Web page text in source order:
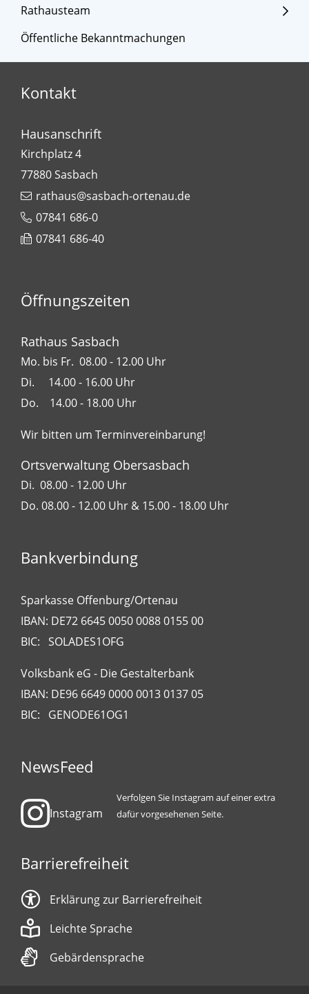
Rathausteam
Öffentliche Bekanntmachungen
Kontakt
Hausanschrift
Kirchplatz 4
77880Sasbach
rathaus@sasbach-ortenau.de
07841 686-0
07841 686-40
Öffnungszeiten
Rathaus Sasbach
Mo. bis Fr. 08.00 - 12.00 Uhr
Di. 14.00 - 16.00 Uhr
Do. 14.00 - 18.00 Uhr
Wir bitten um Terminvereinbarung!
Ortsverwaltung Obersasbach
Di. 08.00 - 12.00 Uhr
Do. 08.00 - 12.00 Uhr & 15.00 - 18.00 Uhr
Bankverbindung
Sparkasse Offenburg/Ortenau
IBAN: DE72 6645 0050 0088 0155 00
BIC: SOLADES1OFG
Volksbank eG - Die Gestalterbank
IBAN: DE96 6649 0000 0013 0137 05
BIC: GENODE61OG1
NewsFeed
Instagram
Verfolgen Sie Instagram auf einer extra
dafür vorgesehenen Seite.
Barrierefreiheit
Erklärung zur Barrierefreiheit
Leichte Sprache
Gebärdensprache